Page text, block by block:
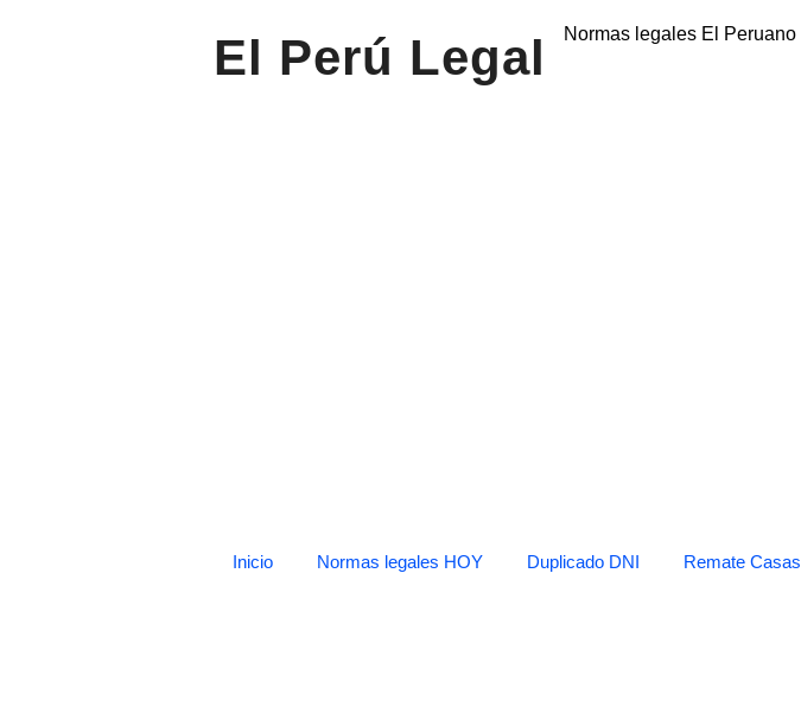
El Perú Legal Normas legales El Peruano
Inicio Normas legales HOY Duplicado DNI Remate Casas